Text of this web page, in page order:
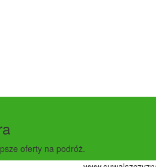
oferty na podróż.